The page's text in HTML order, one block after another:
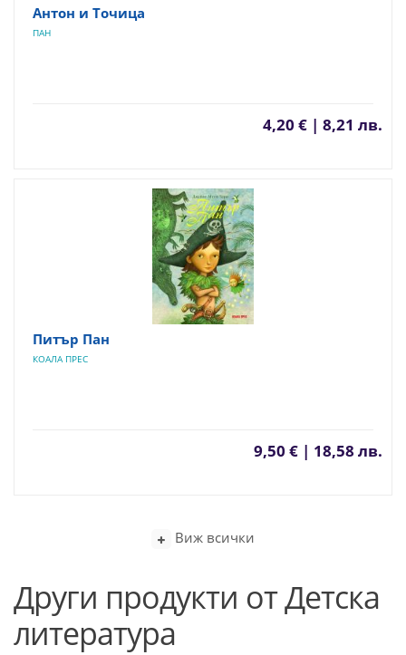
Антон и Точица
ПАН
4,20 € | 8,21 лв.
Питър Пан
КОАЛА ПРЕС
9,50 € | 18,58 лв.
Виж всички
Други продукти от Детска
литература